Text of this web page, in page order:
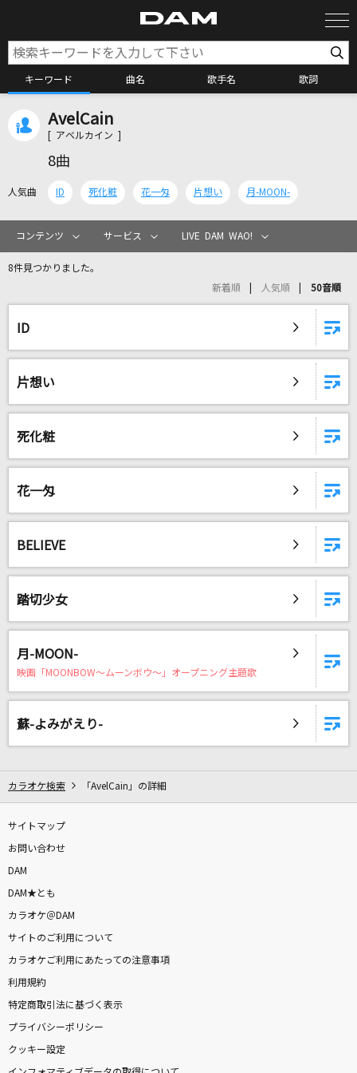
キーワード 曲名 歌手名 歌詞
カラオケリクエスト
Cinderella
TOMOO
back number
[生音]白い恋人達
夜に駆ける
YOASOBI
真夏の雨
花に風
Five
嵐(アラシ)
[生音]きよしのズンドコ節
[生音]浪花魂
坂本冬美
Story
もっと見る
DAMの新曲・ランキングなど
AvelCain
[ アベルカイン ]
8曲
人気曲 ID 死化粧 花一匁 片想い 月-MOON-
コンテンツ サービス LIVE DAM WAO!
8件見つかりました。
新着順 人気順 50音順
ID
片想い
死化粧
花一匁
BELIEVE
踏切少女
月-MOON-
映画「MOONBOW～ムーンボウ～」オープニング主題歌
蘇-よみがえり-
カラオケ検索 「AvelCain」の詳細
サイトマップ
お問い合わせ
DAM
DAM★とも
カラオケ＠DAM
サイトのご利用について
カラオケご利用にあたっての注意事項
利用規約
特定商取引法に基づく表示
プライバシーポリシー
クッキー設定